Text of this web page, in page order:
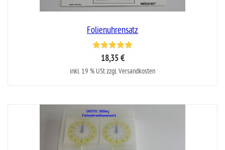
Folienuhrensatz
18,35 €
inkl. 19 % USt zzgl. Versandkosten